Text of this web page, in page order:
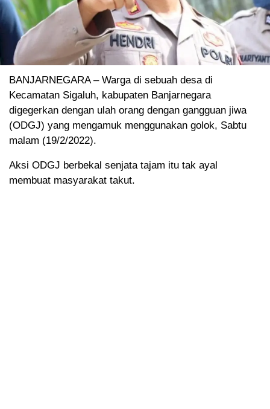
BANJARNEGARA – Warga di sebuah desa di
Kecamatan Sigaluh, kabupaten Banjarnegara
digegerkan dengan ulah orang dengan gangguan jiwa
(ODGJ) yang mengamuk menggunakan golok, Sabtu
malam (19/2/2022).
Aksi ODGJ berbekal senjata tajam itu tak ayal
membuat masyarakat takut.